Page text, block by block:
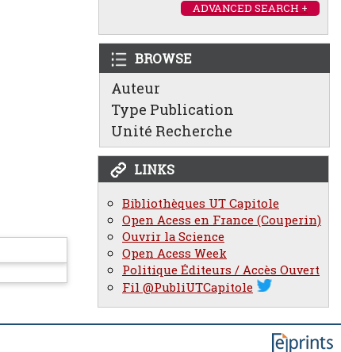
ADVANCED SEARCH +
BROWSE
Auteur
Type Publication
Unité Recherche
LINKS
Bibliothèques UT Capitole
Open Acess en France (Couperin)
Ouvrir la Science
Open Acess Week
Politique Éditeurs / Accès Ouvert
Fil @PubliUTCapitole